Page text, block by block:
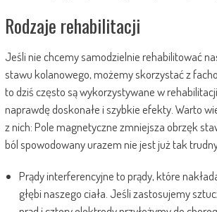
Rodzaje rehabilitacji
Jeśli nie chcemy samodzielnie rehabilitować
stawu kolanowego, możemy skorzystać z
to dziś często są wykorzystywane w
naprawdę doskonałe i szybkie efekty. Warto
z nich: Pole magnetyczne zmniejsza obrzęk
ból spowodowany urazem nie jest już tak
Prądy interferencyjne to prądy, które
głębi naszego ciała. Jeśli zastosujemy